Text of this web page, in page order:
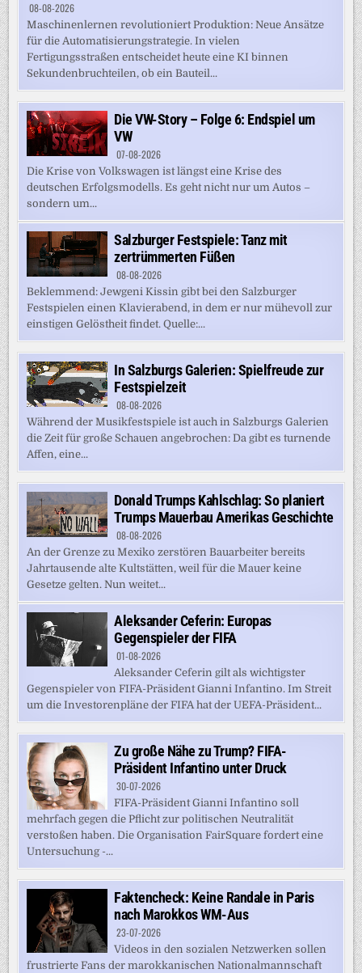
08-08-2026
Maschinenlernen revolutioniert Produktion: Neue Ansätze
für die Automatisierungstrategie. In vielen
Fertigungsstraßen entscheidet heute eine KI binnen
Sekundenbruchteilen, ob ein Bauteil...
Die VW-Story – Folge 6: Endspiel um
VW
07-08-2026
Die Krise von Volkswagen ist längst eine Krise des
deutschen Erfolgsmodells. Es geht nicht nur um Autos –
sondern um...
Salzburger Festspiele: Tanz mit
zertrümmerten Füßen
08-08-2026
Beklemmend: Jewgeni Kissin gibt bei den Salzburger
Festspielen einen Klavierabend, in dem er nur mühevoll zur
einstigen Gelöstheit findet. Quelle:...
In Salzburgs Galerien: Spielfreude zur
Festspielzeit
08-08-2026
Während der Musikfestspiele ist auch in Salzburgs Galerien
die Zeit für große Schauen angebrochen: Da gibt es turnende
Affen, eine...
Donald Trumps Kahlschlag: So planiert
Trumps Mauerbau Amerikas Geschichte
08-08-2026
An der Grenze zu Mexiko zerstören Bauarbeiter bereits
Jahrtausende alte Kultstätten, weil für die Mauer keine
Gesetze gelten. Nun weitet...
Aleksander Ceferin: Europas
Gegenspieler der FIFA
01-08-2026
Aleksander Ceferin gilt als wichtigster
Gegenspieler von FIFA-Präsident Gianni Infantino. Im Streit
um die Investorenpläne der FIFA hat der UEFA-Präsident...
Zu große Nähe zu Trump? FIFA-
Präsident Infantino unter Druck
30-07-2026
FIFA-Präsident Gianni Infantino soll
mehrfach gegen die Pflicht zur politischen Neutralität
verstoßen haben. Die Organisation FairSquare fordert eine
Untersuchung -...
Faktencheck: Keine Randale in Paris
nach Marokkos WM-Aus
23-07-2026
Videos in den sozialen Netzwerken sollen
frustrierte Fans der marokkanischen Nationalmannschaft